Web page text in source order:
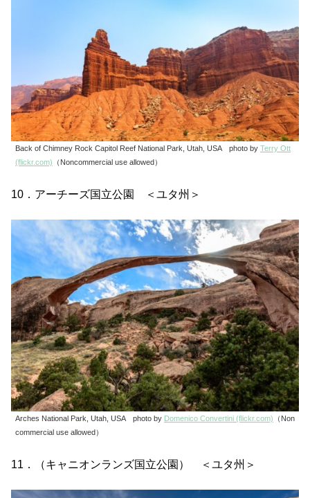
Back of Chimney Rock Capitol Reef National Park, Utah, USA photo by Terry Ott
(flickr.com) （Noncommercial use allowed）
10．アーチーズ国立公園 ＜ユタ州＞
Arches National Park, Utah, USA photo by Domenico Convertini (flickr.com) （Non
commercial use allowed）
11．（キャニオンランズ国立公園） ＜ユタ州＞